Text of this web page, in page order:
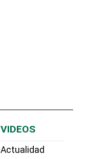
VIDEOS
Actualidad